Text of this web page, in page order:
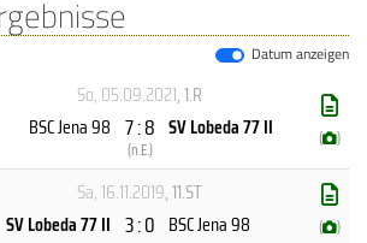
Datum anzeigen
So, 05.09.2021, 1.R
BSC Jena 98 7 : 8
(n.E.)
SV Lobeda 77 II ( )
Sa, 16.11.2019, 11.ST
SV Lobeda 77 II 3 : 0 BSC Jena 98 ( )